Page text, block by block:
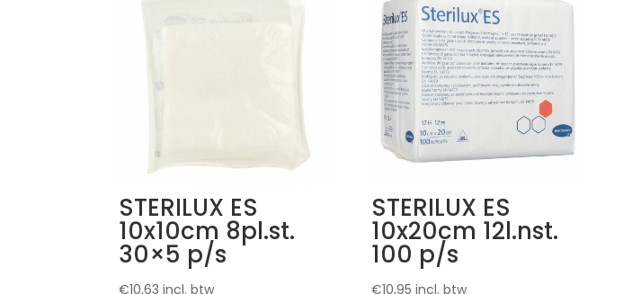
STERILUX ES
10x10cm 8pl.st.
30×5 p/s
€10,63 incl. btw
STERILUX ES
10x20cm 12l.nst.
100 p/s
€10,95 incl. btw